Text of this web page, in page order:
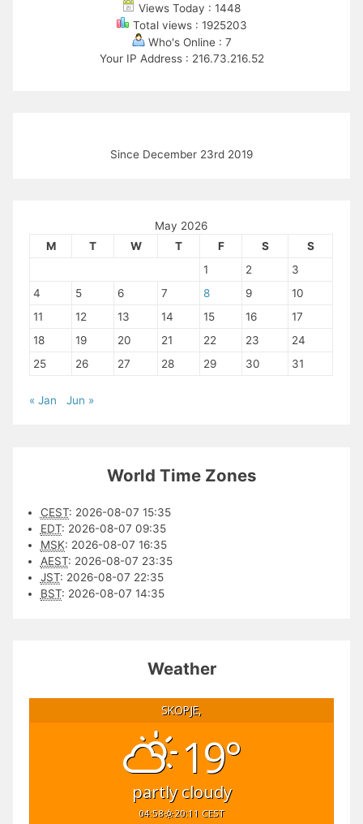
Views Today : 1448
Total views : 1925203
Who's Online : 7
Your IP Address : 216.73.216.52
Since December 23rd 2019
May 2026
M
T W T F S
S
1
2
3
4
5 6 7 8 9
10
11
12 13 14 15 16
17
18
19 20 21 22 23
24
25
26 27 28 29 30 31
« Jan Jun »
World Time Zones
CEST: 2026-08-07 15:35
EDT: 2026-08-07 09:35
MSK: 2026-08-07 16:35
AEST: 2026-08-07 23:35
JST: 2026-08-07 22:35
BST: 2026-08-07 14:35
Weather
SKOPJE,
19°
partly cloudy
04:58 20:11 CEST